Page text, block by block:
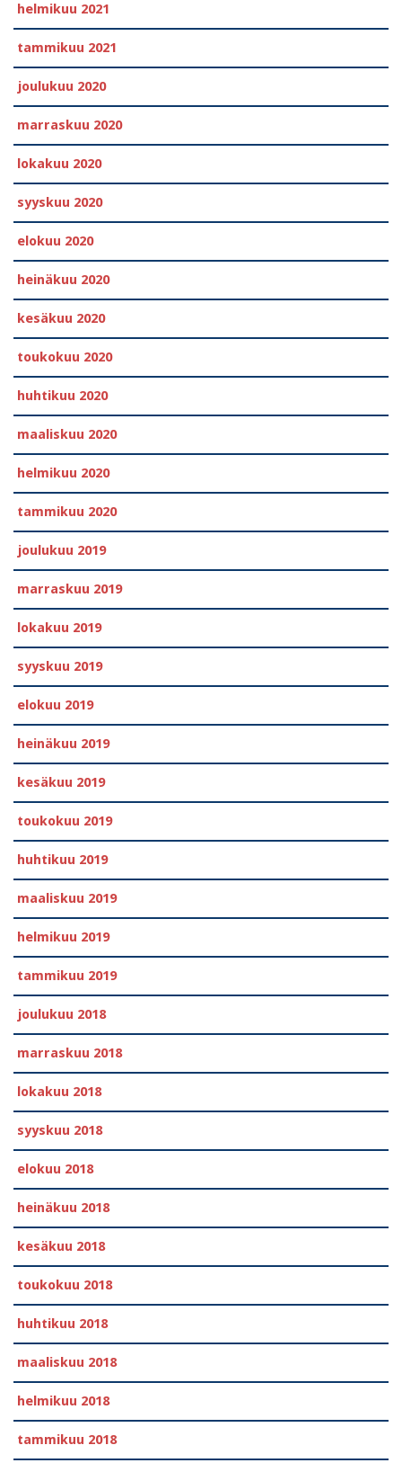
helmikuu 2021
tammikuu 2021
joulukuu 2020
marraskuu 2020
lokakuu 2020
syyskuu 2020
elokuu 2020
heinäkuu 2020
kesäkuu 2020
toukokuu 2020
huhtikuu 2020
maaliskuu 2020
helmikuu 2020
tammikuu 2020
joulukuu 2019
marraskuu 2019
lokakuu 2019
syyskuu 2019
elokuu 2019
heinäkuu 2019
kesäkuu 2019
toukokuu 2019
huhtikuu 2019
maaliskuu 2019
helmikuu 2019
tammikuu 2019
joulukuu 2018
marraskuu 2018
lokakuu 2018
syyskuu 2018
elokuu 2018
heinäkuu 2018
kesäkuu 2018
toukokuu 2018
huhtikuu 2018
maaliskuu 2018
helmikuu 2018
tammikuu 2018